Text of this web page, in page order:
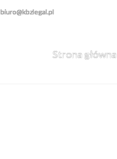
biuro@kbzlegal.pl
Strona główna